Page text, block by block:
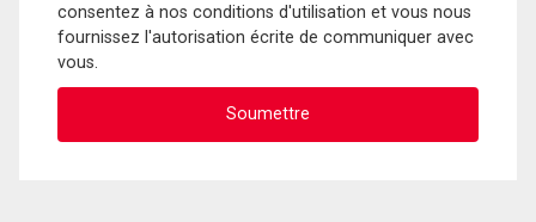
consentez à nos conditions d'utilisation et vous nous
fournissez l'autorisation écrite de communiquer avec
vous.